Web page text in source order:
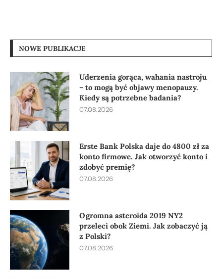
NOWE PUBLIKACJE
Uderzenia gorąca, wahania nastroju
– to mogą być objawy menopauzy.
Kiedy są potrzebne badania?
07.08.2026
Erste Bank Polska daje do 4800 zł za
konto firmowe. Jak otworzyć konto i
zdobyć premię?
07.08.2026
Ogromna asteroida 2019 NY2
przeleci obok Ziemi. Jak zobaczyć ją
z Polski?
07.08.2026